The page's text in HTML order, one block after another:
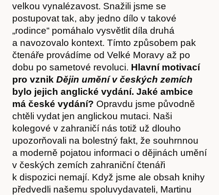
Kontakt
velkou vynalézavost. Snažili jsme se
postupovat tak, aby jedno dílo v takové
„rodince“ pomáhalo vysvětlit díla druhá
a navozovalo kontext. Tímto způsobem pak
čtenáře provádíme od Velké Moravy až po
dobu po sametové revoluci. Hlavní motivací
pro vznik Dějin umění v českých zemích
bylo jejich anglické vydání. Jaké ambice
má české vydání? Opravdu jsme původně
chtěli vydat jen anglickou mutaci. Naši
kolegové v zahraničí nás totiž už dlouho
upozorňovali na bolestný fakt, že souhrnnou
a moderně pojatou informaci o dějinách umění
v českých zemích zahraniční čtenáři
k dispozici nemají. Když jsme ale obsah knihy
předvedli našemu spoluvydavateli, Martinu